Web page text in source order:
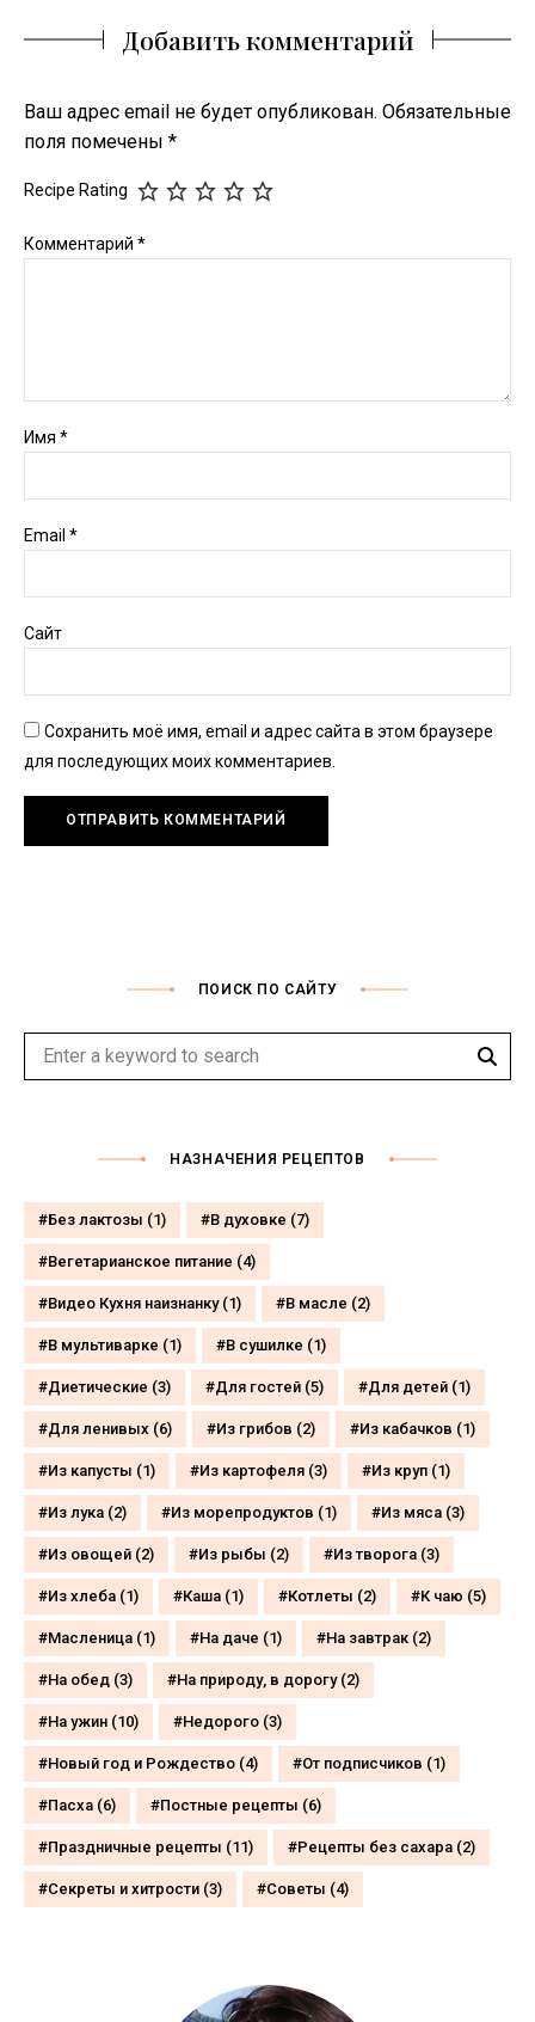
Добавить комментарий
Ваш адрес email не будет опубликован. Обязательные
поля помечены *
Recipe Rating
Комментарий *
Имя *
Email *
Сайт
Сохранить моё имя, email и адрес сайта в этом браузере
для последующих моих комментариев.
ПОИСК ПО САЙТУ
Search
НАЗНАЧЕНИЯ РЕЦЕПТОВ
Без лактозы (1) В духовке (7)
Вегетарианское питание (4)
Видео Кухня наизнанку(1) В масле (2)
В мультиварке (1) В сушилке (1)
Диетические (3) Для гостей (5) Для детей (1)
Для ленивых (6) Из грибов (2) Из кабачков (1)
Из капусты (1) Из картофеля (3) Из круп (1)
Из лука (2) Из морепродуктов (1) Из мяса (3)
Из овощей (2) Из рыбы (2) Из творога (3)
Из хлеба (1) Каша (1) Котлеты (2) К чаю (5)
Масленица (1) На даче (1) На завтрак (2)
На обед (3) На природу, в дорогу(2)
На ужин (10) Недорого (3)
Новый год и Рождество (4) От подписчиков (1)
Пасха (6) Постные рецепты (6)
Праздничные рецепты (11) Рецепты без сахара (2)
Секреты и хитрости (3) Советы (4)